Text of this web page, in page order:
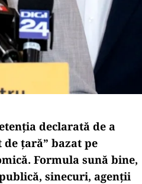
declarată de a
țară” bazat pe
Formula sună bine,
sinecuri, agenții